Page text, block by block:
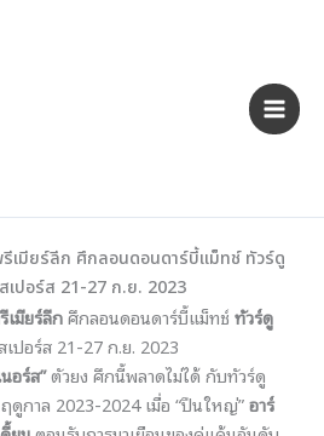
เมียร์ลีก ศึกลอนดอนดาร์บี้แม็ทช์ ทัวร์ดู
เปอร์ส 21-27 ก.ย. 2023
มียร์ลีกศึกลอนดอนดาร์บี้แม็ทช์ ทัวร์ดู
ปอร์ส 21-27 ก.ย. 2023
อร์ส”ตัวยง ศึกนี้พลาดไม่ได้ กับทัวร์ดู
กาล 2023-2024 เมื่อ “ปืนใหญ่”อาร์